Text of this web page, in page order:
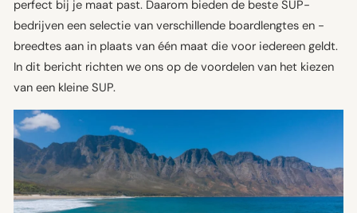
perfect bij je maat past. Daarom bieden de beste SUP-
bedrijven een selectie van verschillende boardlengtes en -
breedtes aan in plaats van één maat die voor iedereen geldt.
In dit bericht richten we ons op de voordelen van het kiezen
van een kleine SUP.